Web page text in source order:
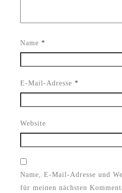
Name*
E-Mail-Adresse*
Website
Name, E-Mail-Adresse und
für meinen nächsten